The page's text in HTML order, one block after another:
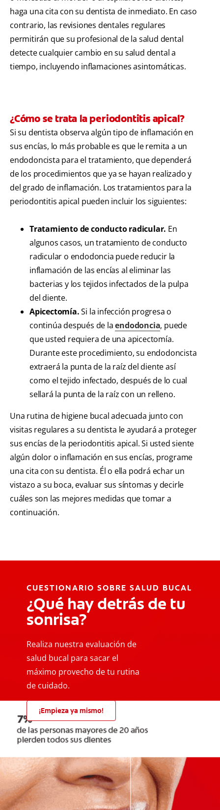
haga una cita con su dentista de inmediato. En caso
contrario, las revisiones dentales regulares
permitirán que su profesional de la salud dental
detecte cualquier cambio en su salud dental a
tiempo, incluyendo inflamaciones asintomáticas.
¿Cómo se trata la periodontitis apical?
Si su dentista observa algún tipo de inflamación en
sus encías, lo más probable es que le remita a un
endodoncista para el tratamiento, que dependerá
de los procedimientos que ya se hayan realizado y
del grado de inflamación. Los tratamientos para la
periodontitis apical pueden incluir los siguientes:
Tratamiento de conducto radicular. En
algunos casos, un tratamiento de conducto
radicular o endodoncia puede reducir la
inflamación de las encías al eliminar las
bacterias y los tejidos infectados de la pulpa
del diente.
Apicectomía.Si la infección progresa o
continúa después de laendodoncia, puede
que usted requiera de una apicectomía.
Durante este procedimiento, su endodoncista
extraerá la punta de la raíz del diente así
como el tejido infectado, después de lo cual
sellará la punta de la raíz con un relleno.
Una rutina de higiene bucal adecuada junto con
visitas regulares a su dentista le ayudará a proteger
sus encías de la periodontitis apical. Si usted siente
algún dolor o inflamación en sus encías, programe
una cita con su dentista. Él o ella podrá echar un
vistazo a su boca, evaluar sus síntomas y decirle
cuáles son las mejores medidas que tomar a
continuación.
CUESTIONARIO SOBRE SALUD BUCAL
¿Qué hay detrás de tu
sonrisa?
Realiza nuestra evaluación de
salud bucal para sacar el
máximo provecho de tu rutina
de cuidado.
¡Empieza ya mismo!